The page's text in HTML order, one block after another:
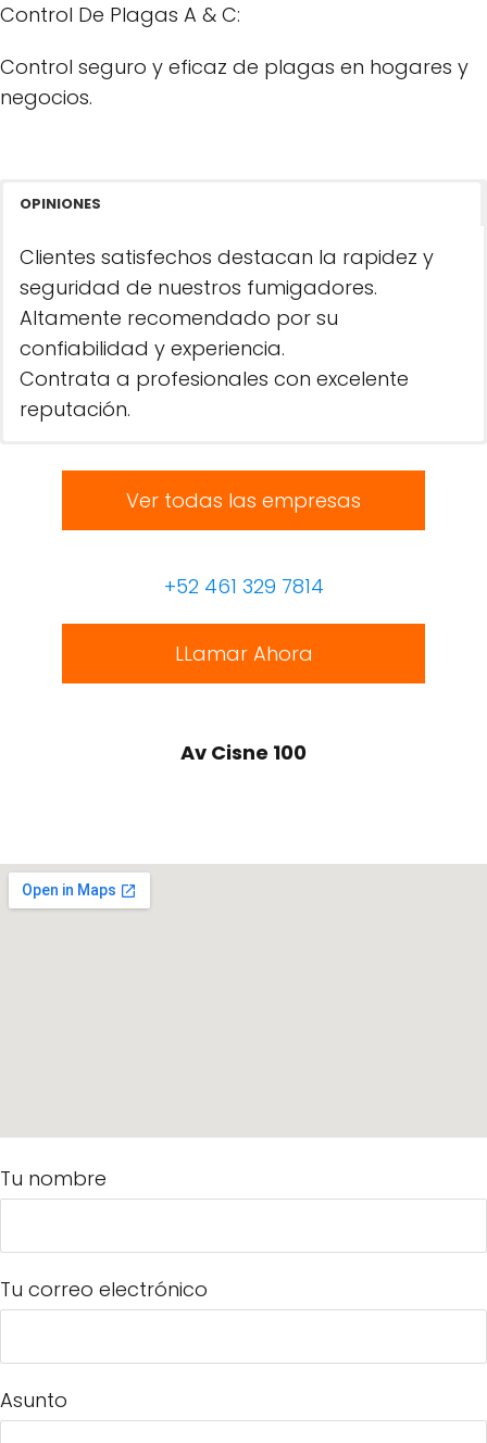
Control De Plagas A & C:
Control seguro y eficaz de plagas en hogares y
negocios.
OPINIONES
Clientes satisfechos destacan la rapidez y
seguridad de nuestros fumigadores.
Altamente recomendado por su
confiabilidad y experiencia.
Contrata a profesionales con excelente
reputación.
Ver todas las empresas
+52 461 329 7814
LLamar Ahora
Av Cisne 100
Tu nombre
Tu correo electrónico
Asunto